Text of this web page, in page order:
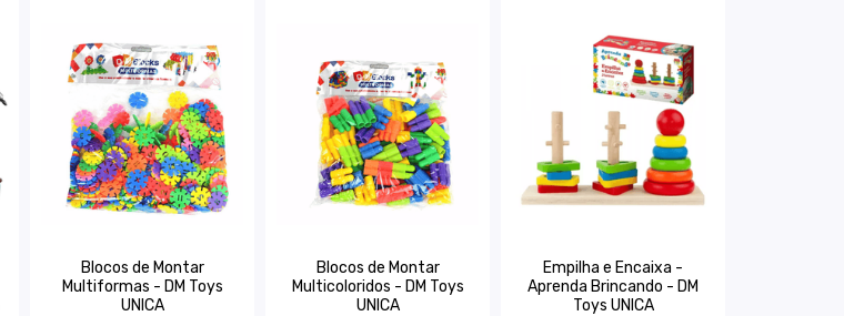
Blocos de Montar
Multiformas - DM Toys
UNICA
Blocos de Montar
Multicoloridos - DM Toys
UNICA
Empilha e Encaixa -
Aprenda Brincando - DM
Toys UNICA